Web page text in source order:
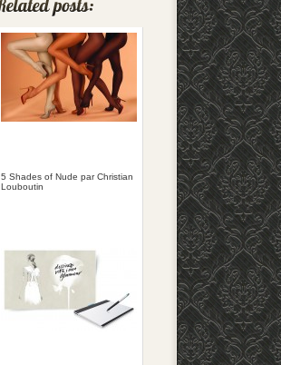
5 Shades of Nude par Christian
Louboutin